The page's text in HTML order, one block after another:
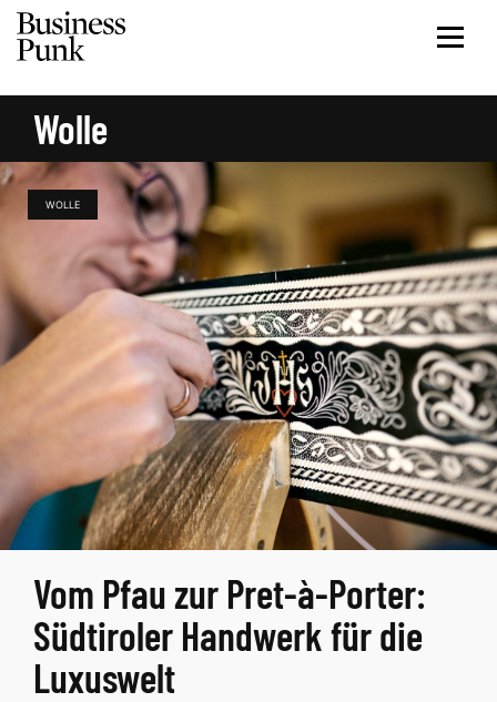
Wolle
WOLLE
Vom Pfau zur Pret-à-Porter:
Südtiroler Handwerk für die
Luxuswelt